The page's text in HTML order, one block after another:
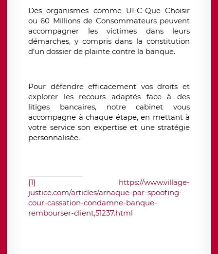
Des organismes comme UFC-Que Choisir
ou 60 Millions de Consommateurs peuvent
accompagner les victimes dans leurs
démarches, y compris dans la constitution
d’un dossier de plainte contre la banque.
Pour défendre efficacement vos droits et
explorer les recours adaptés face à des
litiges bancaires, notre cabinet vous
accompagne à chaque étape, en mettant à
votre service son expertise et une stratégie
personnalisée.
[1]
https://www.village-
justice.com/articles/arnaque-par-spoofing-
cour-cassation-condamne-banque-
rembourser-client,51237.html